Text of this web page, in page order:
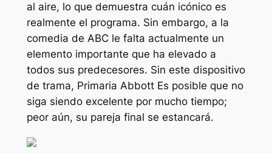
al aire, lo que demuestra cuán icónico es
realmente el programa. Sin embargo, a la
comedia de ABC le falta actualmente un
elemento importante que ha elevado a
todos sus predecesores. Sin este dispositivo
de trama, Primaria AbbottEs posible que no
siga siendo excelente por mucho tiempo;
peor aún, su pareja final se estancará.